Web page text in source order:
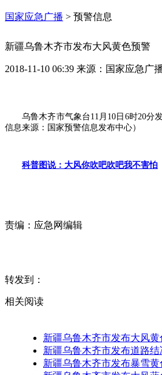
国家应急广播 > 预警信息
新疆乌鲁木齐市发布大风黄色预警
2018-11-10 06:39 来源： 国家应急广
乌鲁木齐市气象台11月10日6时20分
信息来源：国家预警信息发布中心）
科普图说：大风你吹吧吹吧我不害怕
责编： 应急网编辑
转发到：
相关阅读
新疆乌鲁木齐市发布大风黄
新疆乌鲁木齐市发布道路
新疆乌鲁木齐市发布暴雪黄